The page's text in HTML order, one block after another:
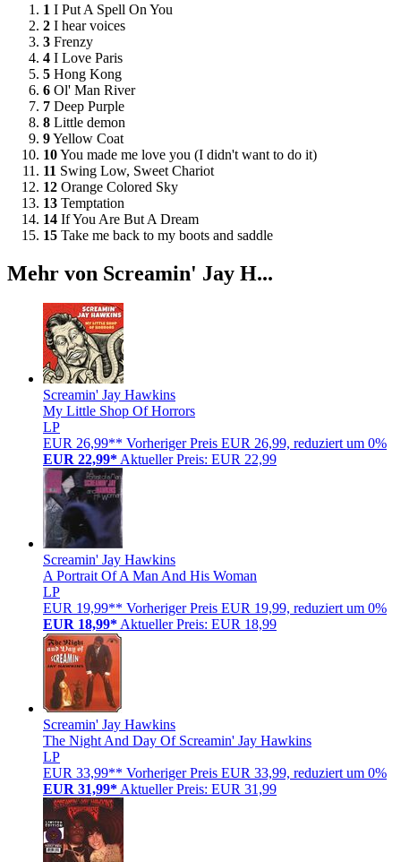
1 I Put A Spell On You
2 I hear voices
3 Frenzy
4 I Love Paris
5 Hong Kong
6 Ol' Man River
7 Deep Purple
8 Little demon
9Yellow Coat
10You made me love you (I didn't want to do it)
11 Swing Low, Sweet Chariot
12 Orange Colored Sky
13 Temptation
14 If You Are But A Dream
15 Take me back to my boots and saddle
Mehr von Screamin' Jay H...
Screamin' Jay Hawkins
My Little Shop Of Horrors
LP
EUR 26,99** Vorheriger Preis EUR 26,99, reduziert um 0%
EUR 22,99*Aktueller Preis: EUR 22,99
Screamin' Jay Hawkins
A Portrait Of A Man And His Woman
LP
EUR 19,99** Vorheriger Preis EUR 19,99, reduziert um 0%
EUR 18,99*Aktueller Preis: EUR 18,99
Screamin' Jay Hawkins
The Night And Day Of Screamin' Jay Hawkins
LP
EUR 33,99** Vorheriger Preis EUR 33,99, reduziert um 0%
EUR 31,99*Aktueller Preis: EUR 31,99